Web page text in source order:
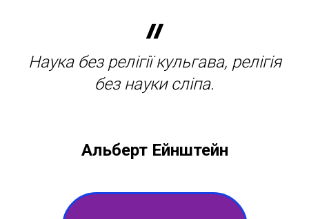
Наука без релігії кульгава, релігія
без науки сліпа.
Альберт Ейнштейн